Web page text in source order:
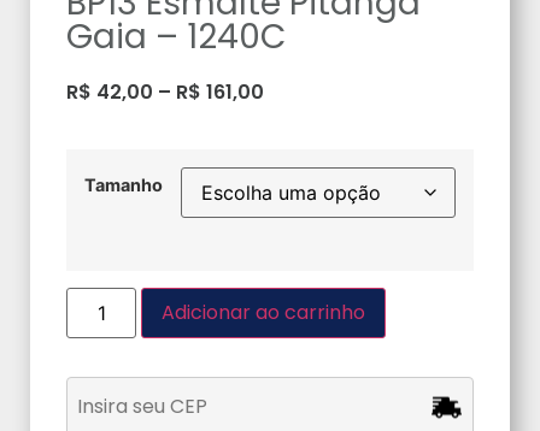
Gaia – 1240C
R$ 42,00 – R$ 161,00
Tamanho
Adicionar ao carrinho